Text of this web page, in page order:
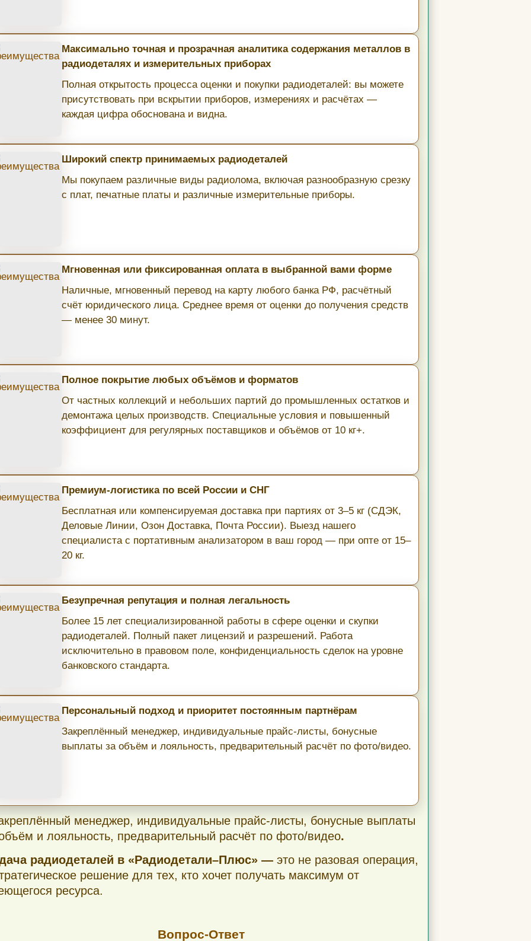
Максимально точная и прозрачная аналитика содержания металлов в
радиодеталях и измерительных приборах
Полная открытость процесса оценки и покупки радиодеталей: вы можете
присутствовать при вскрытии приборов, измерениях и расчётах —
каждая цифра обоснована и видна.
Широкий спектр принимаемых радиодеталей
Мы покупаем различные виды радиолома, включая разнообразную срезку
с плат, печатные платы и различные измерительные приборы.
Мгновенная или фиксированная оплата в выбранной вами форме
Наличные, мгновенный перевод на карту любого банка РФ, расчётный
счёт юридического лица. Среднее время от оценки до получения средств
— менее 30 минут.
Полное покрытие любых объёмов и форматов
От частных коллекций и небольших партий до промышленных остатков и
демонтажа целых производств. Специальные условия и повышенный
коэффициент для регулярных поставщиков и объёмов от 10 кг+.
Премиум-логистика по всей России и СНГ
Бесплатная или компенсируемая доставка при партиях от 3–5 кг (СДЭК,
Деловые Линии, Озон Доставка, Почта России). Выезд нашего
специалиста с портативным анализатором в ваш город — при опте от 15–
20 кг.
Безупречная репутация и полная легальность
Более 15 лет специализированной работы в сфере оценки и скупки
радиодеталей. Полный пакет лицензий и разрешений. Работа
исключительно в правовом поле, конфиденциальность сделок на уровне
банковского стандарта.
Персональный подход и приоритет постоянным партнёрам
Закреплённый менеджер, индивидуальные прайс-листы, бонусные
выплаты за объём и лояльность, предварительный расчёт по фото/видео.
менеджер, индивидуальные прайс-листы, бонусные выплаты
и лояльность, предварительный расчёт по фото/видео.
радиодеталей в «Радиодетали–Плюс» — это не разовая операция,
решение для тех, кто хочет получать максимум от
ресурса.
Вопрос-Ответ
14days/